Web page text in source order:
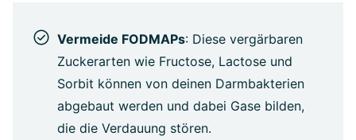
Vermeide FODMAPs: Diese vergärbaren
Zuckerarten wie Fructose, Lactose und
Sorbit können von deinen Darmbakterien
abgebaut werden und dabei Gase bilden,
die die Verdauung stören.